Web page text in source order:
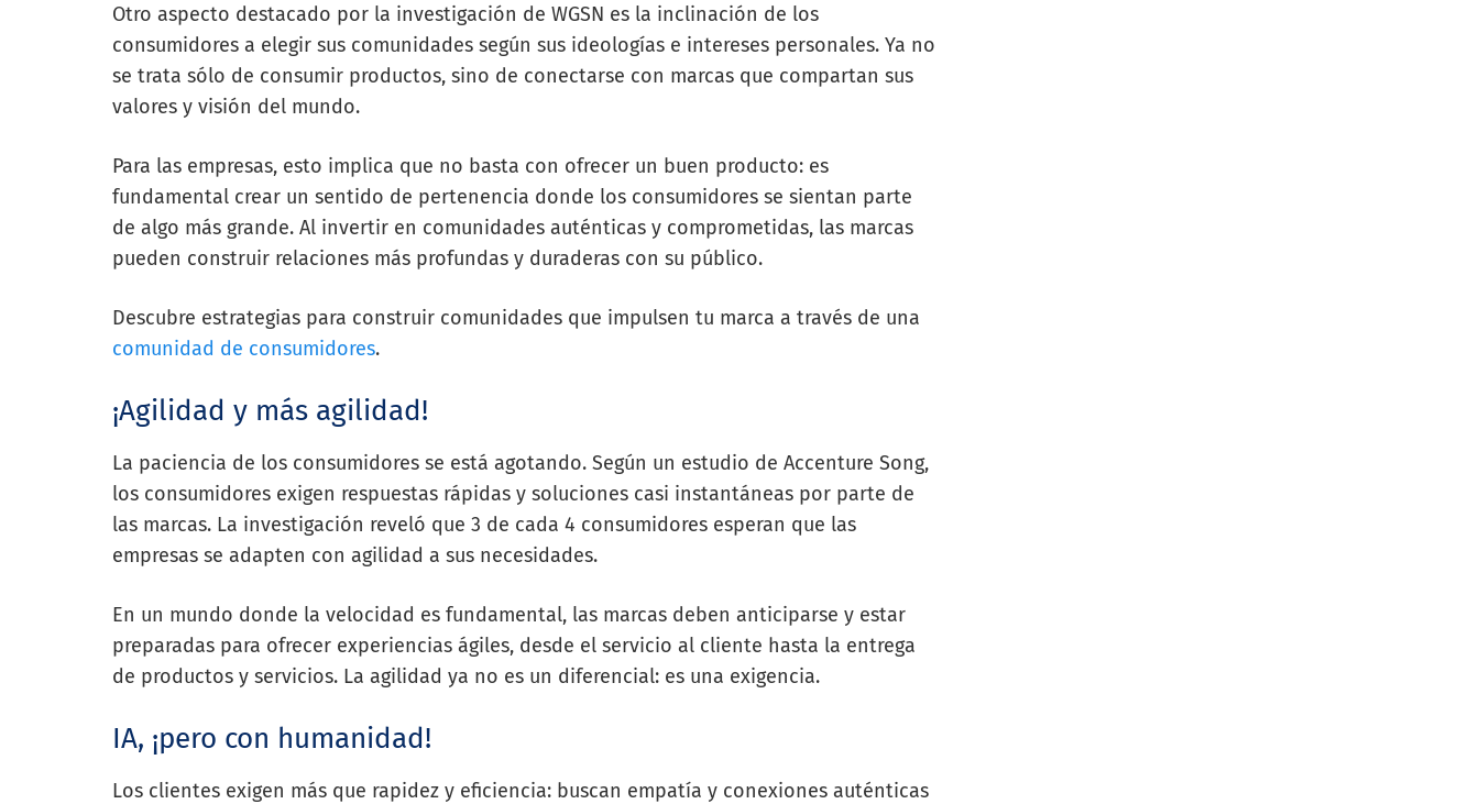
Otro aspecto destacado por la investigación de WGSN es la inclinación de los
consumidores a elegir sus comunidades según sus ideologías e intereses personales. Ya no
se trata sólo de consumir productos, sino de conectarse con marcas que compartan sus
valores y visión del mundo.
Para las empresas, esto implica que no basta con ofrecer un buen producto: es
fundamental crear un sentido de pertenencia donde los consumidores se sientan parte
de algo más grande. Al invertir en comunidades auténticas y comprometidas, las marcas
pueden construir relaciones más profundas y duraderas con su público.
Descubre estrategias para construir comunidades que impulsen tu marca a través de una
comunidad de consumidores.
¡Agilidad y más agilidad!
La paciencia de los consumidores se está agotando. Según un estudio de Accenture Song,
los consumidores exigen respuestas rápidas y soluciones casi instantáneas por parte de
las marcas. La investigación reveló que 3 de cada 4 consumidores esperan que las
empresas se adapten con agilidad a sus necesidades.
En un mundo donde la velocidad es fundamental, las marcas deben anticiparse y estar
preparadas para ofrecer experiencias ágiles, desde el servicio al cliente hasta la entrega
de productos y servicios. La agilidad ya no es un diferencial: es una exigencia.
IA, ¡pero con humanidad!
Los clientes exigen más que rapidez y eficiencia: buscan empatía y conexiones auténticas